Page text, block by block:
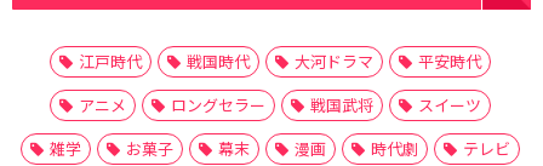
江戸時代 戦国時代 大河ドラマ
平安時代
アニメ
ロングセラー 戦国武将
スイーツ
雑学
お菓子 幕末 漫画 時代劇
テレビ